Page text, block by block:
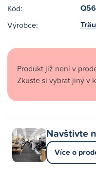
Kód:
Výrobce:
Produkt již není v
Zkuste si vybrat jiný v
Navštivte
Více o